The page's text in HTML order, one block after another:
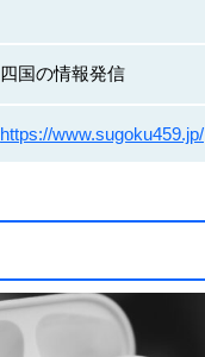
四国の情報発信
https://www.sugoku459.jp/